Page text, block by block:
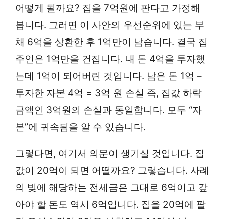
어떻게 될까요? 집을 7억원에 판다고 가정해
봅니다. 그러면 이 사안의 우선순위에 있는 부
채 6억을 상환한 후 1억만이 남습니다. 결국 집
주인은 1억만을 건집니다. 내 돈 4억을 투자했
는데 1억이 되어버린 것입니다. 남은 돈 1억 –
투자한 자본 4억 = 3억 원 손실 즉, 집값 하락
금액인 3억원의 손실과 동일합니다. 모두 “자
본”에 귀속됨을 알 수 있습니다.
그렇다면, 여기서 의문이 생기실 것입니다. 집
값이 20억이 되면 어떨까요? 그렇습니다. 사례
의 빚에 해당하는 전세금은 그대로 6억이고 갚
아야 할 돈도 역시 6억입니다. 집을 20억에 팔